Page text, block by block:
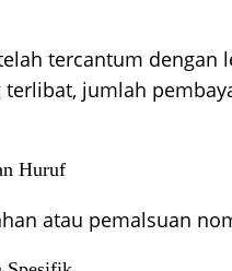
tercantum dengan
jumlah
Huruf
atau pemalsuan